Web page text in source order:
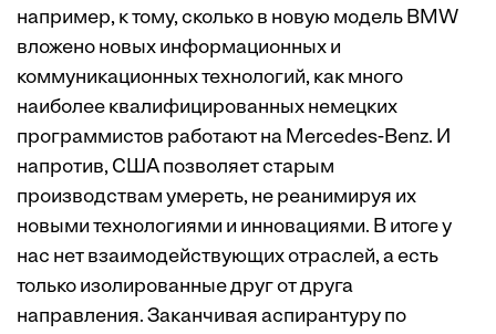
например, к тому, сколько в новую модель BMW
вложено новых информационных и
коммуникационных технологий, как много
наиболее квалифицированных немецких
программистов работают на Mercedes-Benz. И
напротив, США позволяет старым
производствам умереть, не реанимируя их
новыми технологиями и инновациями. В итоге у
нас нет взаимодействующих отраслей, а есть
только изолированные друг от друга
направления. Заканчивая аспирантуру по